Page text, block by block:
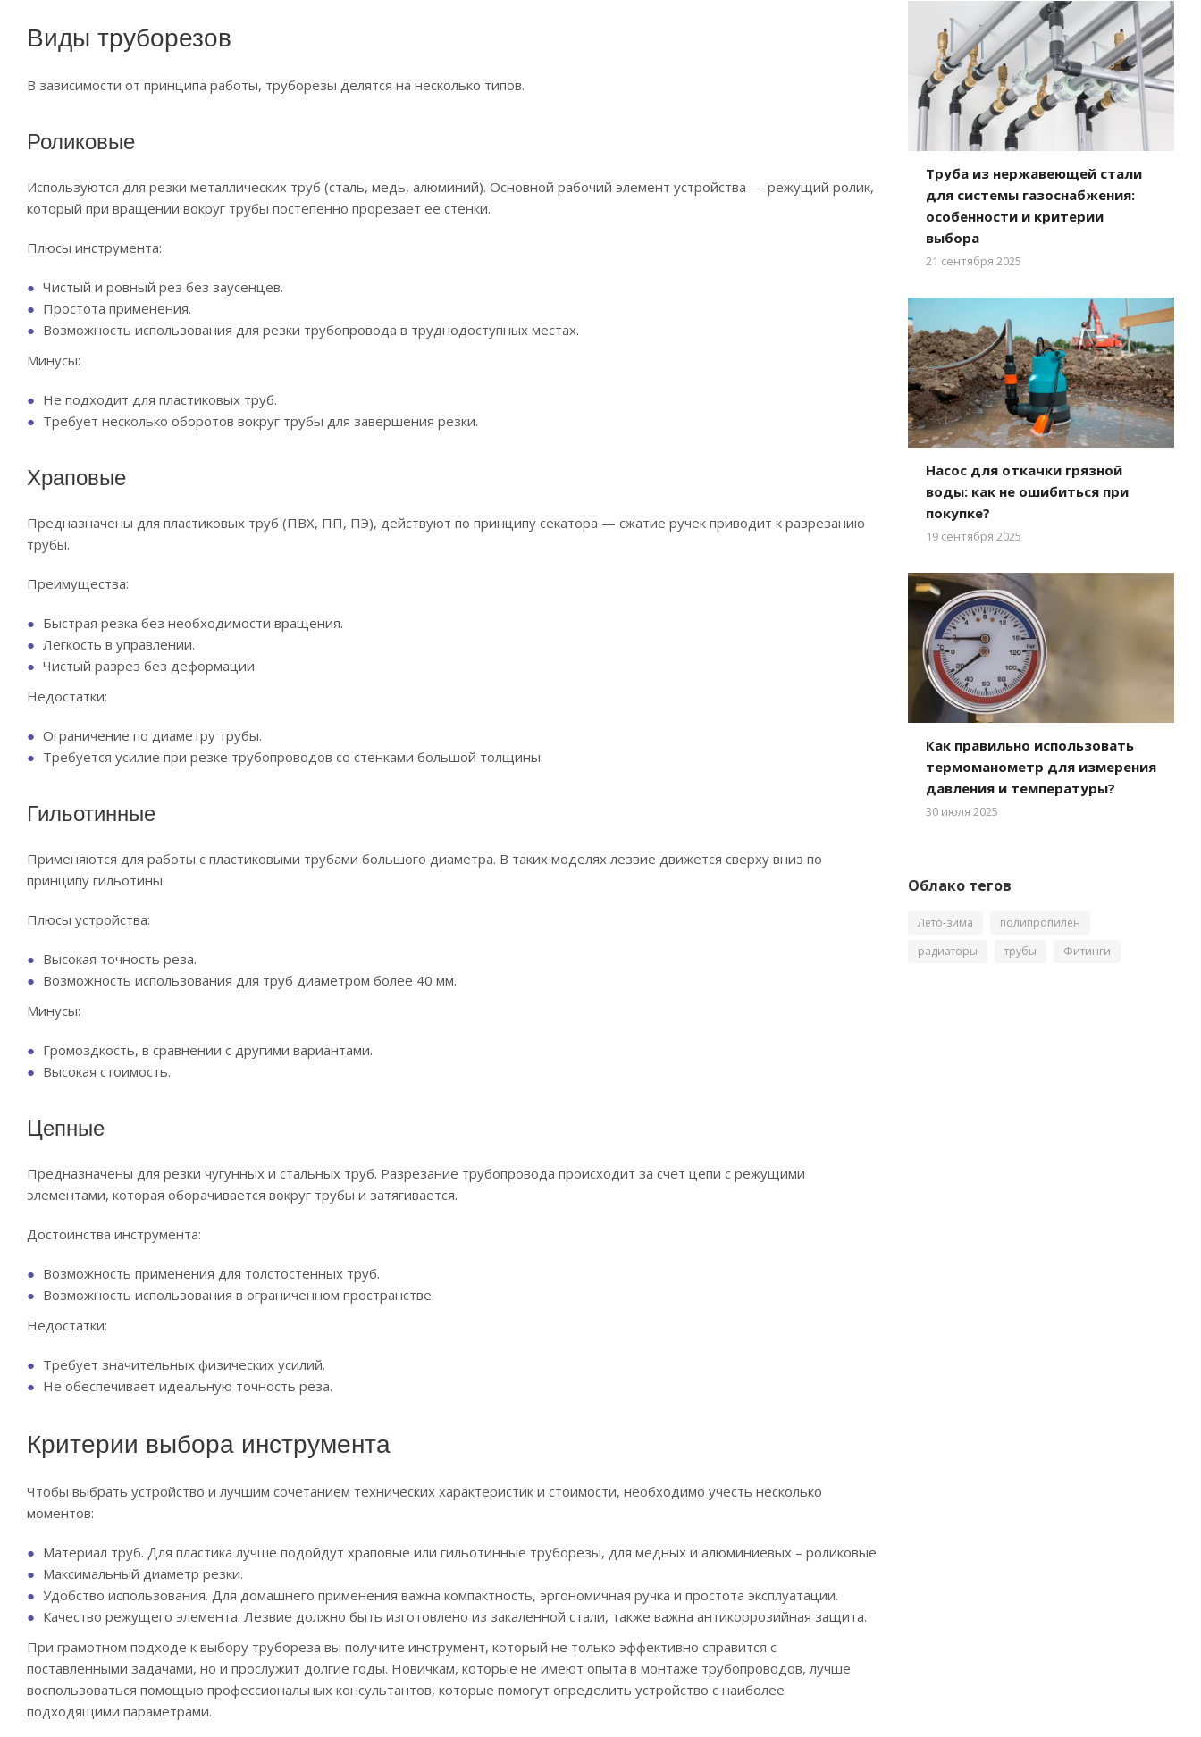
Виды труборезов
В зависимости от принципа работы, труборезы делятся на несколько типов.
Роликовые
Используются для резки металлических труб (сталь, медь, алюминий). Основной рабочий элемент устройства — режущий ролик,
который при вращении вокруг трубы постепенно прорезает ее стенки.
Плюсы инструмента:
Чистый и ровный рез без заусенцев.
Простота применения.
Возможность использования для резки трубопровода в труднодоступных местах.
Минусы:
Не подходит для пластиковых труб.
Требует несколько оборотов вокруг трубы для завершения резки.
Храповые
Предназначены для пластиковых труб (ПВХ, ПП, ПЭ), действуют по принципу секатора — сжатие ручек приводит к разрезанию
трубы.
Преимущества:
Быстрая резка без необходимости вращения.
Легкость в управлении.
Чистый разрез без деформации.
Недостатки:
Ограничение по диаметру трубы.
Требуется усилие при резке трубопроводов со стенками большой толщины.
Гильотинные
Применяются для работы с пластиковыми трубами большого диаметра. В таких моделях лезвие движется сверху вниз по
принципу гильотины.
Плюсы устройства:
Высокая точность реза.
Возможность использования для труб диаметром более 40 мм.
Минусы:
Громоздкость, в сравнении с другими вариантами.
Высокая стоимость.
Цепные
Предназначены для резки чугунных и стальных труб. Разрезание трубопровода происходит за счет цепи с режущими
элементами, которая оборачивается вокруг трубы и затягивается.
Достоинства инструмента:
Возможность применения для толстостенных труб.
Возможность использования в ограниченном пространстве.
Недостатки:
Требует значительных физических усилий.
Не обеспечивает идеальную точность реза.
Критерии выбора инструмента
Чтобы выбрать устройство и лучшим сочетанием технических характеристик и стоимости, необходимо учесть несколько
моментов:
Материал труб. Для пластика лучше подойдут храповые или гильотинные труборезы, для медных и алюминиевых – роликовые.
Максимальный диаметр резки.
Удобство использования. Для домашнего применения важна компактность, эргономичная ручка и простота эксплуатации.
Качество режущего элемента. Лезвие должно быть изготовлено из закаленной стали, также важна антикоррозийная защита.
При грамотном подходе к выбору трубореза вы получите инструмент, который не только эффективно справится с
поставленными задачами, но и прослужит долгие годы. Новичкам, которые не имеют опыта в монтаже трубопроводов, лучше
воспользоваться помощью профессиональных консультантов, которые помогут определить устройство с наиболее
подходящими параметрами.
Труба из нержавеющей стали
для системы газоснабжения:
особенности и критерии
выбора
21 сентября 2025
Насос для откачки грязной
воды: как не ошибиться при
покупке?
19 сентября 2025
Как правильно использовать
термоманометр для измерения
давления и температуры?
30 июля 2025
Облако тегов
Лето-зима
полипропилен
радиаторы
трубы Фитинги